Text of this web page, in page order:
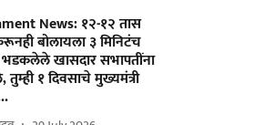
News: १२-१२ तास
बोलायला ३ मिनिटंच
खासदार सभापतींना
तुम्ही १ दिवसाचे मुख्यमंत्री